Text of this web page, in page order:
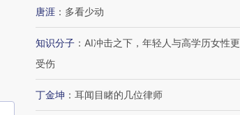
唐涯 ： 多看少动
知识分子 ： AI冲击之下，年轻人与高学历女性更
受伤
丁金坤 ： 耳闻目睹的几位律师